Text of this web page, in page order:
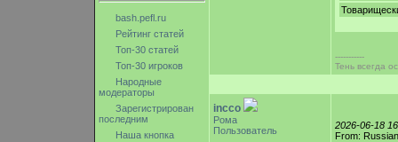
bash.pefl.ru
Рейтинг статей
Топ-30 статей
Топ-30 игроков
Народные
модераторы
Зарегистрирован
последним
Наша кнопка
-----------
Тень всегда
incco
Рома
Пользователь
2026-06-18
From: